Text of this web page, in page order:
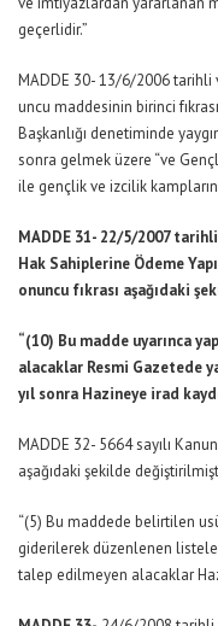
geçerlidir.”
MADDE 30- 13/6/2006 tarihli
uncu maddesinin birinci
Başkanlığı denetiminde
sonra gelmek üzere “ve
ile gençlik ve izcilik
MADDE 31- 22/5/2007
Hak Sahiplerine Ödeme
onuncu fıkrası aşağıdaki
“(10) Bu madde uyarınca
alacaklar Resmi Gazetede
yıl sonra Hazineye irad
MADDE 32- 5664 sayılı
aşağıdaki şekilde
“(5) Bu maddede belirtilen
giderilerek düzenlenen
talep edilmeyen alacaklar